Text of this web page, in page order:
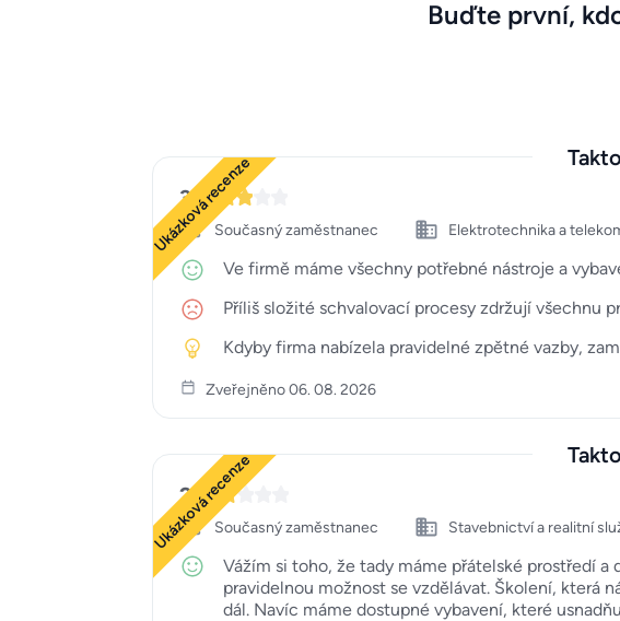
Buďte první,
Ukázková recenze
3
Současný zaměstnanec Elektrotechnika a
Ve firmě máme všechny potřebné nástroje a
Příliš složité schvalovací procesy zdržují všechnu
Kdyby firma nabízela pravidelné zpětné vazby,
Zveřejněno 06. 08. 2026
Ukázková recenze
2
Současný zaměstnanec Stavebnictví a realitní
Vážím si toho, že tady máme přátelské prostředí
pravidelnou možnost se vzdělávat. Školení, která
dál. Navíc máme dostupné vybavení, které